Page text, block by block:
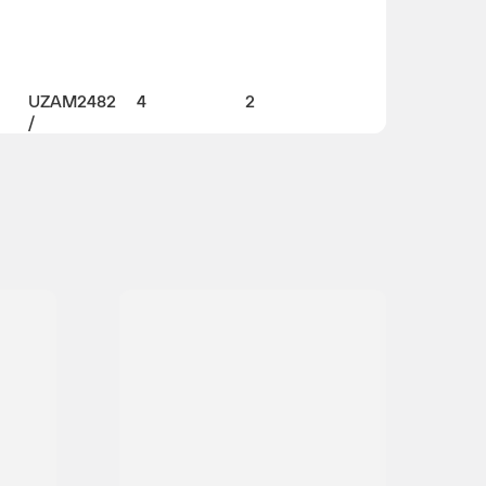
UZAM2482
/
4 2